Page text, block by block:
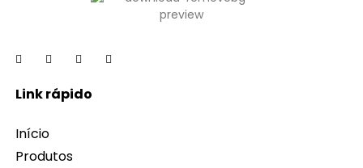
Link rápido
Início
Produtos